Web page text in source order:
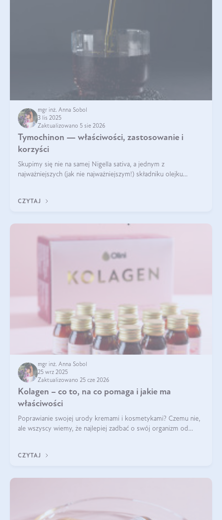
mgr inż. Anna Sobol
3 lis 2025
Zaktualizowano 5 sie 2026
Tymochinon — właściwości, zastosowanie i
korzyści
Skupimy się nie na samej Nigella sativa, a jednym z
najważniejszych (jak nie najważniejszym!) składniku olejku
CZYTAJ
mgr inż. Anna Sobol
25 wrz 2025
Zaktualizowano 25 cze 2026
Kolagen – co to, na co pomaga i jakie ma
właściwości
Poprawianie swojej urody kremami i kosmetykami? Czemu nie,
ale wszyscy wiemy, że najlepiej zadbać o swój organizm od
wysokiej jakości suplem
CZYTAJ